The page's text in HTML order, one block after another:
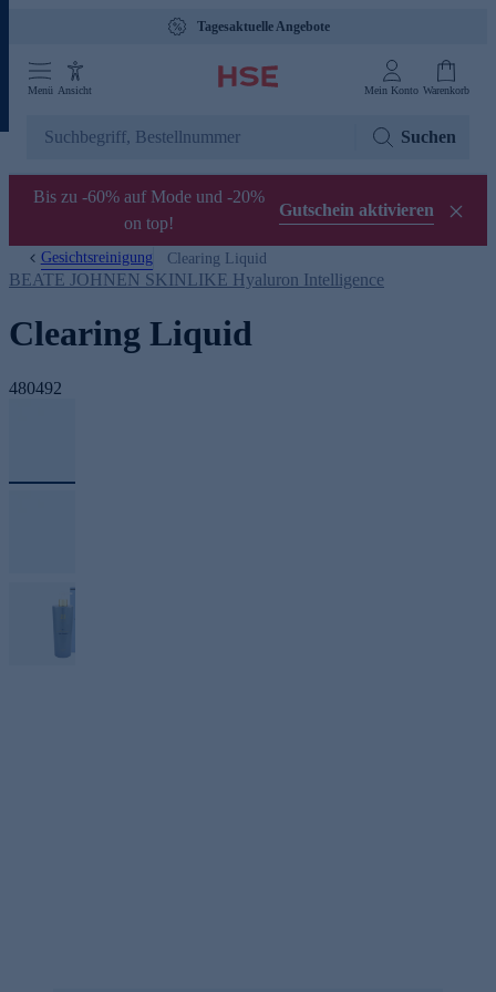
Tagesaktuelle Angebote
Menü Ansicht Mein Konto Warenkorb
Suchen
Bis zu -60% auf Mode und -20%
on top!
Gutschein aktivieren
Gesichtsreinigung Clearing Liquid
BEATE JOHNEN SKINLIKE Hyaluron Intelligence
Clearing Liquid
480492